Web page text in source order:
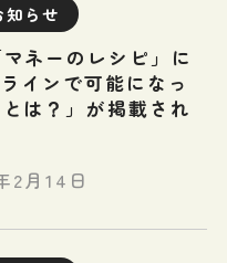
知らせ
ネーのレシピ」に
インで可能になっ
は？」が掲載され
2月14日